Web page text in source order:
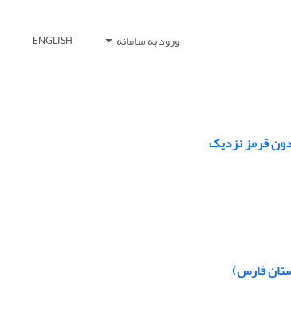
ورود به سامانه ENGLISH
‏قرمز نزدیک
فارس)